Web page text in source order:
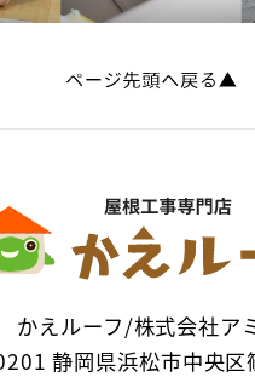
かえルーフ/株式会社ア
静岡県浜松市中央